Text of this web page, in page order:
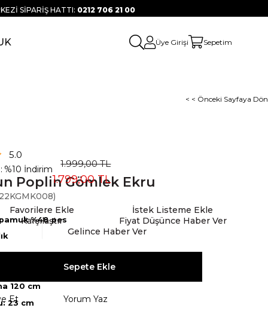
SİPARİŞ HATTI: 0212 706 21 00
Üye Girişi Sepetim
< < Önceki Sayfaya Dön
Poplin Gömlek Ekru
5.0
: %10 İndirim 1.999,00 TL
1.799,00 TL
%48 pes
120 cm
23 cm
Favorilere Ekle
İstek Listeme Ekle
Karşılaştır
Fiyat Düşünce Haber Ver
Gelince Haber Ver
Et Yorum Yaz